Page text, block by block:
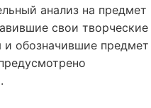
анализ на предмет
свои творческие
и обозначившие предмет